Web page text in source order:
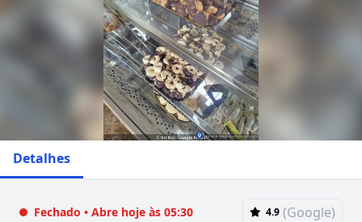
Detalhes
Fechado • Abre hoje às 05:30 4.9 (Google)